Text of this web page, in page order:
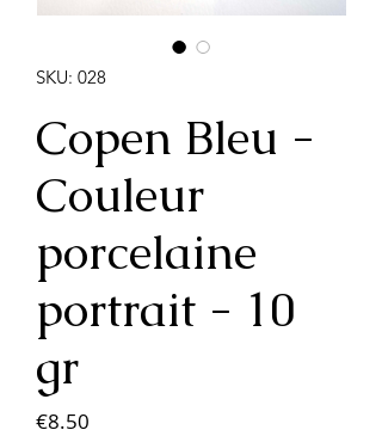
SKU: 028
Copen Bleu -
Couleur
porcelaine
portrait - 10
gr
€8.50